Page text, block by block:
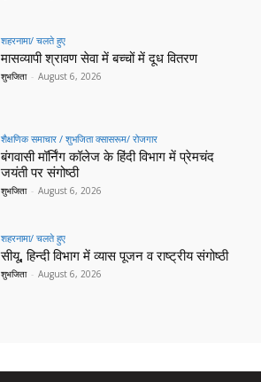
शहरनामा/ चलते हुए
मासव्यापी श्रावण सेवा में बच्चों में दूध वितरण
शुभजिता - August 6, 2026
शैक्षणिक समाचार / शुभजिता क्सासरूम/ रोजगार
बंगवासी मॉर्निंग कॉलेज के हिंदी विभाग में प्रेमचंद
जयंती पर संगोष्ठी
शुभजिता - August 6, 2026
शहरनामा/ चलते हुए
सीयू, हिन्दी विभाग में व्यास पूजन व राष्ट्रीय संगोष्ठी
शुभजिता - August 6, 2026